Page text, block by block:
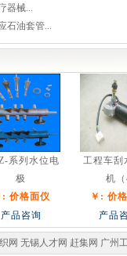
器械...
石油套管...
系列水位电
极
: 价格面仪
产品咨询
工程车刮
机
￥: 价
产品
网 无锡人才网 赶集网 广州